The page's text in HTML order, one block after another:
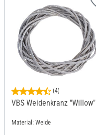
(4)
VBS Weidenkranz "Willow"
Material: Weide